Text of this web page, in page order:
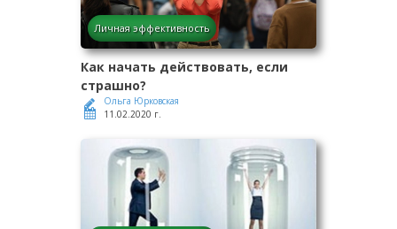
Личная эффективность
Как начать действовать, если
страшно?
Ольга Юрковская
11.02.2020 г.